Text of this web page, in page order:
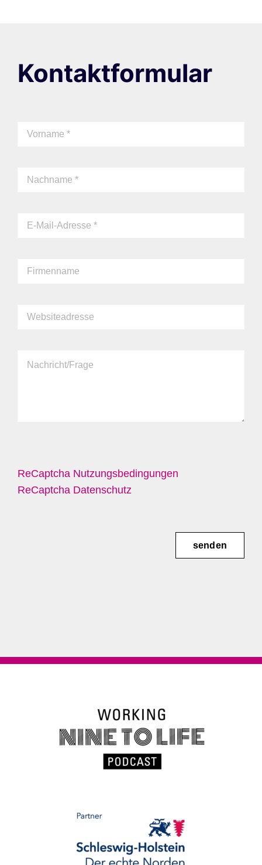
Kontaktformular
ReCaptcha Nutzungsbedingungen
ReCaptcha Datenschutz
senden